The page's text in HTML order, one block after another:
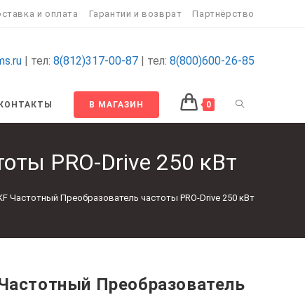
и оплата Гарантии и возврат Партнёрство
| тел: 8(812)317-00-87 | тел: 8(800)600-26-85
КОНТАКТЫ В МАГАЗИН 0
PRO-Drive 250 кВт
Частотный Преобразователь частоты PRO-Drive 250 кВт
Преобразователь